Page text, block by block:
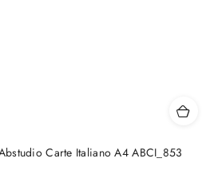
Carte Italiano A4 ABCI_853